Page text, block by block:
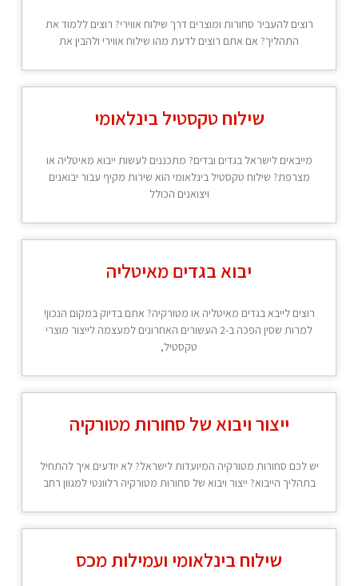
רוצים להעביר סחורות ומוצרים דרך שילוח אווירי? רוצים ללמוד את
התהליך? אם אתם רוצים לדעת מהו שילוח אווירי ולהבין את
שילוח טקסטיל בינלאומי
מייבאים לישראל בגדים ובדים? מתכננים לעשות ייבוא מאיטליה או
מצרפת? שילוח טקסטיל בינלאומי הוא שירות מקיף עבור יבואנים
ויצואנים הכולל
יבוא בגדים מאיטליה
רוצים לייבא בגדים מאיטליה או מטורקיה? אתם בדיוק במקום הנכון!
למרות שסין הפכה ב-2 העשורים האחרונים למעצמה לייצור מוצרי
טקסטיל,
ייצור ויבוא של סחורות מטורקיה
יש לכם סחורות מטורקיה המיועדות לישראל? לא יודעים איך להתחיל
בתהליך הייבוא? ייצור ויבוא של סחורות מטורקיה רלוונטי למגוון רחב
שילוח בינלאומי ועמילות מכס